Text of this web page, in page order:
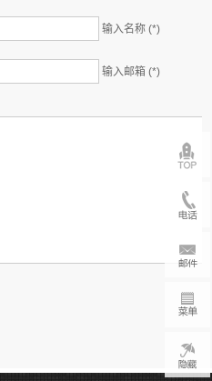
输入名称 (*)
输入邮箱 (*)